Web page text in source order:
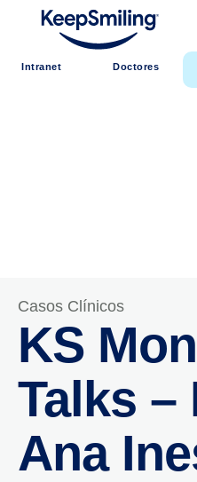
Intranet Doctores
Casos Clínicos
KS
Talks –
Ana